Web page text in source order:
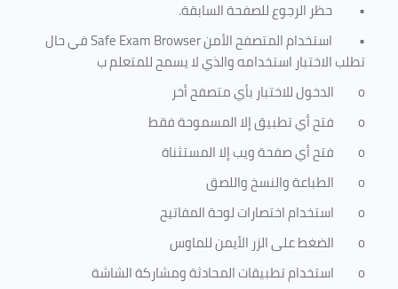
• حظر الرجوع للصفحة السابقة.
• استخدام المتصفح الأمنSafe Exam Browserفي حال
تطلب الاختبار استخدامه والذي لا يسمح للمتعلم ب
o
الدخول للاختبار بأي متصفح أخر
o
فتح أي تطبيق إلا المسموحة فقط
o
فتح أي صفحة ويب إلا المستثناة
o
الطباعة والنسخ واللصق
o
استخدام اختصارات لوحة المفاتيح
o
الضغط على الزر الأيمن للماوس
o
استخدام تطبيقات المحادثة ومشاركة الشاشة